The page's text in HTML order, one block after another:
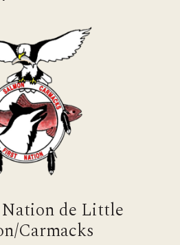
de Little
Carmacks